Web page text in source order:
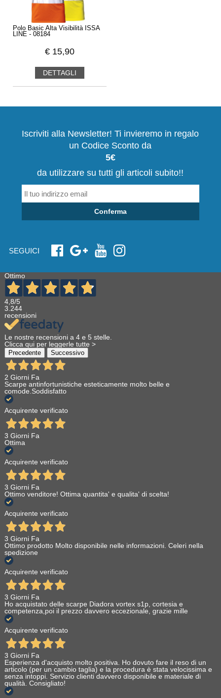
Polo Basic Alta Visibilità ISSA
LINE - 08184
€ 15,90
DETTAGLI
Iscriviti alla Newsletter! Ti invieremo in regalo
un Codice Sconto da
5€
da utilizzare su tutti gli articoli subito!!
Conferma
SEGUICI
Ottimo
4,8/5
3.244
recensioni
Le nostre recensioni a 4 e 5 stelle.
Clicca qui per leggerle tutte >
Precedente Successivo
2 Giorni Fa
Scarpe antinfortunistiche esteticamente molto belle e
comode.Soddisfatto
Acquirente verificato
3 Giorni Fa
Ottima
Acquirente verificato
3 Giorni Fa
Ottimo venditore! Ottima quantita' e qualita' di scelta!
Acquirente verificato
3 Giorni Fa
Ottimo prodotto Molto disponibile nelle informazioni. Celeri nella
spedizione
Acquirente verificato
3 Giorni Fa
Ho acquistato delle scarpe Diadora vortex s1p, cortesia e
competenza,poi il prezzo davvero eccezionale, grazie mille
Acquirente verificato
3 Giorni Fa
Esperienza d'acquisto molto positiva. Ho dovuto fare il reso di un
articolo (per un cambio taglia) e la procedura è stata velocissima e
senza intoppi. Servizio clienti davvero disponibile e materiale di
qualità. Consigliato!